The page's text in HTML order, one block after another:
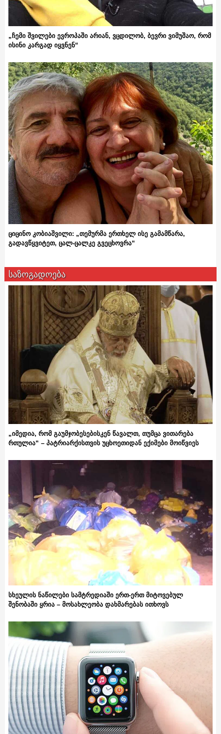
„ჩემი შვილები ევროპაში არიან, ვცდილობ, ბევრი ვიმუშაო, რომ
ისინი კარგად იყვნენ“
ციცინო კობიაშვილი: „თემურმა ერთხელ ისე გამამწარა,
გადავწყვიტეთ, ცალ-ცალკე გვეცხოვრა“
საზოგადოება
„იმედია, რომ გაუმჯობესებისკენ წავალთ, თუმცა ვითარება
რთულია“ – პატრიარქისთვის უცხოეთიდან ექიმები მოიწვიეს
სხეულის ნაწილები სამტრედიაში ერთ-ერთ მიტოვებულ
შენობაში ყრია – მოსახლეობა დახმარებას ითხოვს